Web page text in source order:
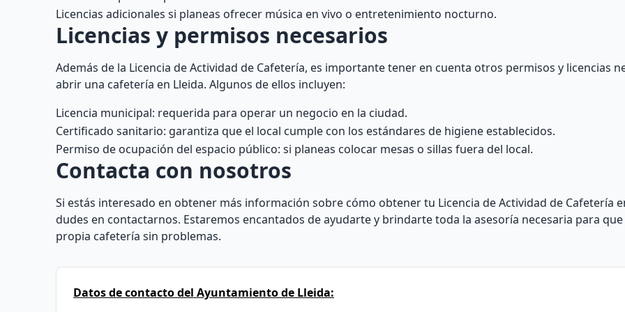
Licencias adicionales si planeas ofrecer música en vivo o entretenimiento nocturno.
Licencias y permisos necesarios
Además de la Licencia de Actividad de Cafetería, es importante tener en cuenta otros permisos y licencias
abrir una cafetería en Lleida. Algunos de ellos incluyen:
Licencia municipal: requerida para operar un negocio en la ciudad.
Certificado sanitario: garantiza que el local cumple con los estándares de higiene establecidos.
Permiso de ocupación del espacio público: si planeas colocar mesas o sillas fuera del local.
Contacta con nosotros
Si estás interesado en obtener más información sobre cómo obtener tu Licencia de Actividad de Cafetería
dudes en contactarnos. Estaremos encantados de ayudarte y brindarte toda la asesoría necesaria para
propia cafetería sin problemas.
Datos de contacto del Ayuntamiento de Lleida: